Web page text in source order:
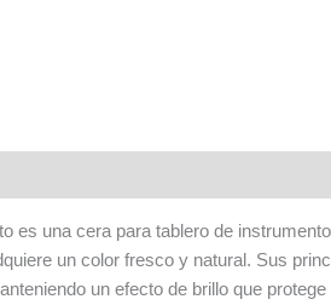
es una cera para tablero de
un color fresco y natural. Sus
un efecto de brillo que